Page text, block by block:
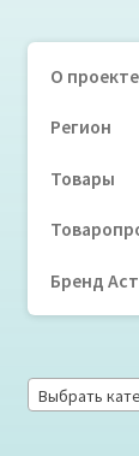
О проекте
Регион
Товары
Бренд
Выбрать